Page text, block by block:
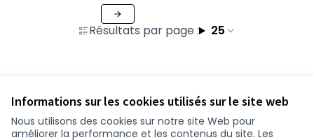
Informations sur les cookies utilisés sur le site web
Nous utilisons des cookies sur notre site Web pour
améliorer la performance et les contenus du site. Les
Résultats par page : 25
Conditions d'utilisation